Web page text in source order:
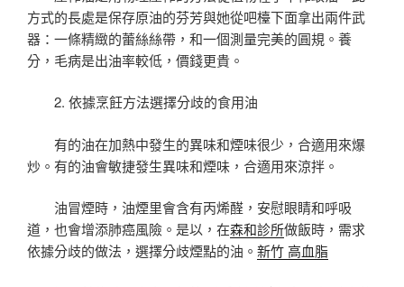
方式的長處是保存原油的芬芳與她從吧檯下面拿出兩件武
器：一條精緻的蕾絲絲帶，和一個測量完美的圓規。養
分，毛病是出油率較低，價錢更貴。
2. 依據烹飪方法選擇分歧的食用油
有的油在加熱中發生的異味和煙味很少，合適用來爆
炒。有的油會敏捷發生異味和煙味，合適用來涼拌。
油冒煙時，油煙里會含有丙烯醛，安慰眼睛和呼吸
道，也會增添肺癌風險。是以，在森和診所做飯時，需求
依據分歧的做法，選擇分歧煙點的油。 新竹 高血脂